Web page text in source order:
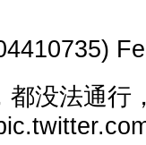
没法通行